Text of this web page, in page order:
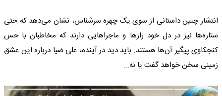
انتشار چنین داستانی از سوی یک چهره سرشناس، نشان می‌دهد که حتی
ستاره‌ها نیز در دل خود رازها و ماجراهایی دارند که مخاطبان با حس
کنجکاوی پیگیر آن‌ها هستند. باید دید در آینده، علی ضیا درباره این عشق
زمینی سخن خواهد گفت یا نه...